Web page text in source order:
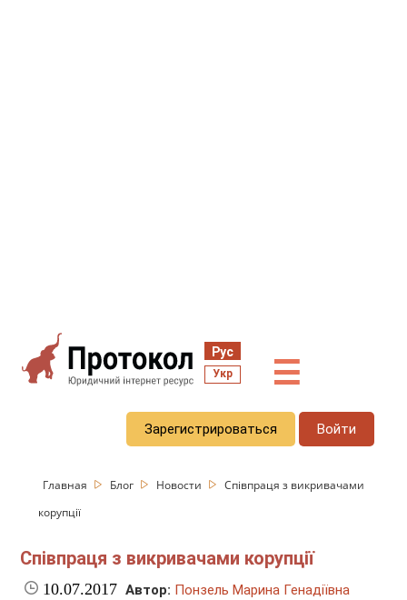
Рус
Укр ☰
Зарегистрироваться Войти
Главная Блог Новости
Співпраця з викривачами
корупції
Співпраця з викривачами корупції
10.07.2017 Автор: Понзель Марина Генадіївна